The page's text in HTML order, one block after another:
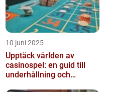
10 juni 2025
Upptäck världen av
casinospel: en guid till
underhållning och